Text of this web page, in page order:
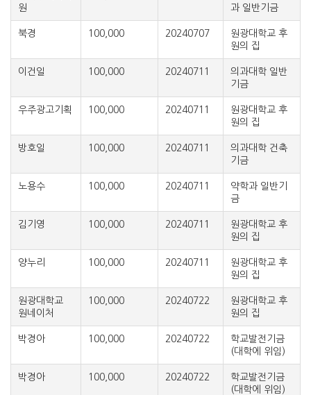
원
과 일반기금
북경 100,000 20240707
원광대학교 후
원의 집
이건일 100,000 20240711
의과대학 일반
기금
우주광고기획 100,000 20240711
원광대학교 후
원의 집
방호일 100,000 20240711
의과대학 건축
기금
노용수 100,000 20240711
약학과 일반기
금
김기영 100,000 20240711
원광대학교 후
원의 집
양누리 100,000 20240711
원광대학교 후
원의 집
원광대학교
원네이처
100,000 20240722
원광대학교 후
원의 집
박경아 100,000 20240722
학교발전기금
(대학에 위임)
박경아 100,000 20240722
학교발전기금
(대학에 위임)